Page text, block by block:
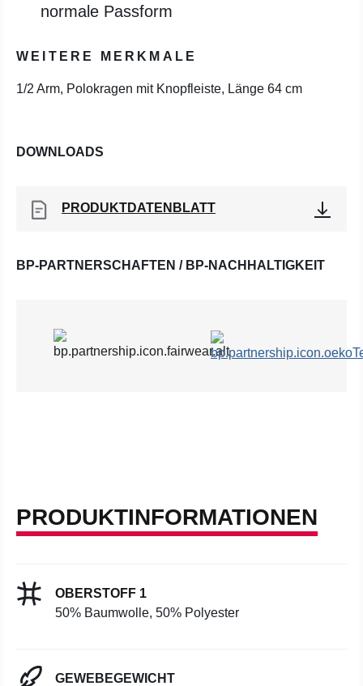
normale Passform
WEITERE MERKMALE
1/2 Arm, Polokragen mit Knopfleiste, Länge 64 cm
DOWNLOADS
PRODUKTDATENBLATT
BP-PARTNERSCHAFTEN / BP-NACHHALTIGKEIT
PRODUKTINFORMATIONEN
OBERSTOFF 1
50% Baumwolle, 50% Polyester
GEWEBEGEWICHT